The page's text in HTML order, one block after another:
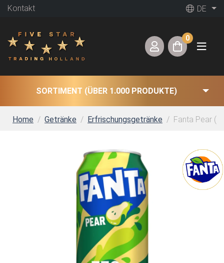
Kontakt DE
0
SORTIMENT (ÜBER 1.000 PRODUKTE)
Home Getränke Erfrischungsgetränke Fanta Pear